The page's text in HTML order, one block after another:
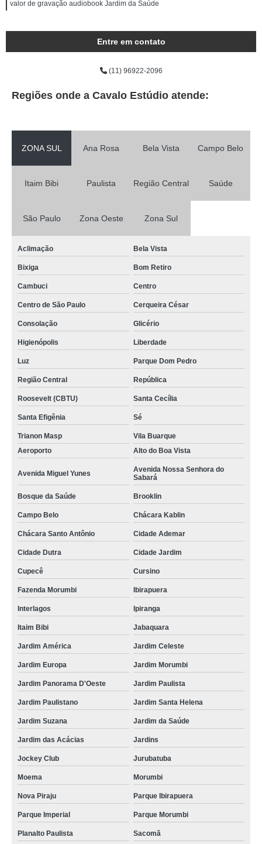
valor de gravação audiobook Jardim da Saúde
Entre em contato
(11) 96922-2096
Regiões onde a Cavalo Estúdio atende:
ZONA SUL Ana Rosa Bela Vista Campo Belo
Itaim Bibi Paulista Região Central Saúde
São Paulo Zona Oeste Zona Sul
Aclimação Bela Vista
Bixiga Bom Retiro
Cambuci Centro
Centro de São Paulo Cerqueira César
Consolação Glicério
Higienópolis Liberdade
Luz Parque Dom Pedro
Região Central República
Roosevelt (CBTU) Santa Cecília
Santa Efigênia Sé
Trianon Masp
Vila Buarque
Aeroporto
Alto do Boa Vista
Avenida Miguel Yunes
Avenida Nossa Senhora do
Sabará
Bosque da Saúde Brooklin
Campo Belo Chácara Kablin
Chácara Santo Antônio Cidade Ademar
Cidade Dutra Cidade Jardim
Cupecê Cursino
Fazenda Morumbi Ibirapuera
Interlagos Ipiranga
Itaim Bibi Jabaquara
Jardim América Jardim Celeste
Jardim Europa Jardim Morumbi
Jardim Panorama D'Oeste Jardim Paulista
Jardim Paulistano Jardim Santa Helena
Jardim Suzana Jardim da Saúde
Jardim das Acácias Jardins
Jockey Club Jurubatuba
Moema Morumbi
Nova Piraju Parque Ibirapuera
Parque Imperial Parque Morumbi
Planalto Paulista Sacomã